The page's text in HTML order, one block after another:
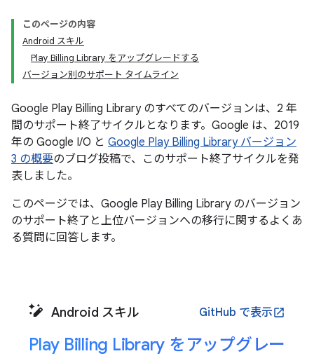
このページの内容
Android スキル
Play Billing Library をアップグレードする
バージョン別のサポート タイムライン
Google Play Billing Library のすべてのバージョンは、2 年
間のサポート終了サイクルとなります。Google は、2019
年の Google I/O と Google Play Billing Library バージョン
3 の概要のブログ投稿で、このサポート終了サイクルを発
表しました。
このページでは、Google Play Billing Library のバージョン
のサポート終了と上位バージョンへの移行に関するよくあ
る質問に回答します。
Android スキル GitHub で表示open_in_new
Play Billing Library をアップグレー